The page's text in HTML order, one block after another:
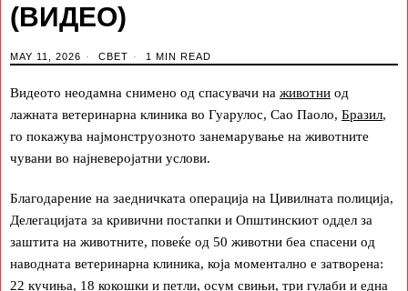
(ВИДЕО)
MAY 11, 2026 СВЕТ 1 MIN READ
Видеото неодамна снимено од спасувачи на животни од
лажната ветеринарна клиника во Гуарулос, Сао Паоло, Бразил,
го покажува најмонструозното занемарување на животните
чувани во најневеројатни услови.
Благодарение на заедничката операција на Цивилната полиција,
Делегацијата за кривични постапки и Општинскиот оддел за
заштита на животните, повеќе од 50 животни беа спасени од
наводната ветеринарна клиника, која моментално е затворена:
22 кучиња, 18 кокошки и петли, осум свињи, три гулаби и една